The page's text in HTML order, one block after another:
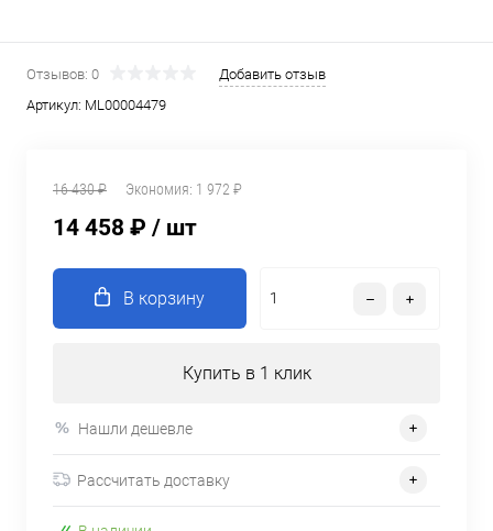
Отзывов: 0
Добавить отзыв
Артикул: ML00004479
16 430 ₽ Экономия: 1 972 ₽
14 458 ₽ / шт
В корзину
Купить в 1 клик
Нашли дешевле
Рассчитать доставку